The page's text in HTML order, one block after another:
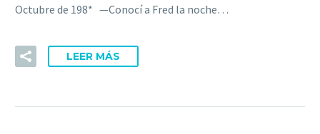
Octubre de 198* —Conocí a Fred la noche…
LEER MÁS